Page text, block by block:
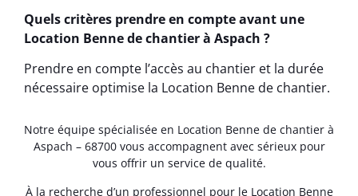
Quels critères prendre en compte avant une
Location Benne de chantier à Aspach ?
Prendre en compte l’accès au chantier et la durée
nécessaire optimise la Location Benne de chantier.
Notre équipe spécialisée en Location Benne de chantier à
Aspach – 68700 vous accompagnent avec sérieux pour
vous offrir un service de qualité.
À la recherche d’un professionnel pour le Location Benne